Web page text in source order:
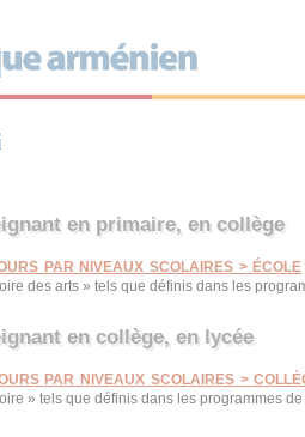
en primaire, en collège
PAR NIVEAUX SCOLAIRES > ÉCOLE
des arts » tels que définis dans les
en collège, en lycée
PAR NIVEAUX SCOLAIRES >
» tels que définis dans les programmes